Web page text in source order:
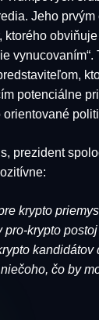
Jeho
ktorého
potenciálne
prezident
krypto
pro-krypto
kandidátov
čo by